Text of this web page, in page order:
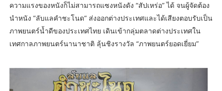
ความแรงของหนังก็ไม่สามารถแซงหนังดัง “สัปเหร่อ” ได้ จนผู้จัดต้อง
นำหนัง ”ลับแลคำชะโนด” ส่งออกต่างประเทศและได้เสียงตอบรับเป็น
ภาพยนตร์น้ำดีของประเทศไทย เดินเข้ากลุ่มตลาดต่างประเทศใน
เทศกาลภาพยนตร์นานาชาติ ลุ้นชิงรางวัล “ภาพยนตร์ยอดเยี่ยม”